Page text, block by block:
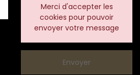
Merci d'accepter les
cookies pour pouvoir
envoyer votre message